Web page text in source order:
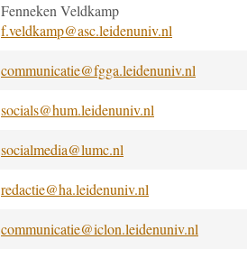
Fenneken Veldkamp
f.veldkamp@asc.leidenuniv.nl
communicatie@fgga.leidenuniv.nl
socials@hum.leidenuniv.nl
socialmedia@lumc.nl
redactie@ha.leidenuniv.nl
communicatie@iclon.leidenuniv.nl